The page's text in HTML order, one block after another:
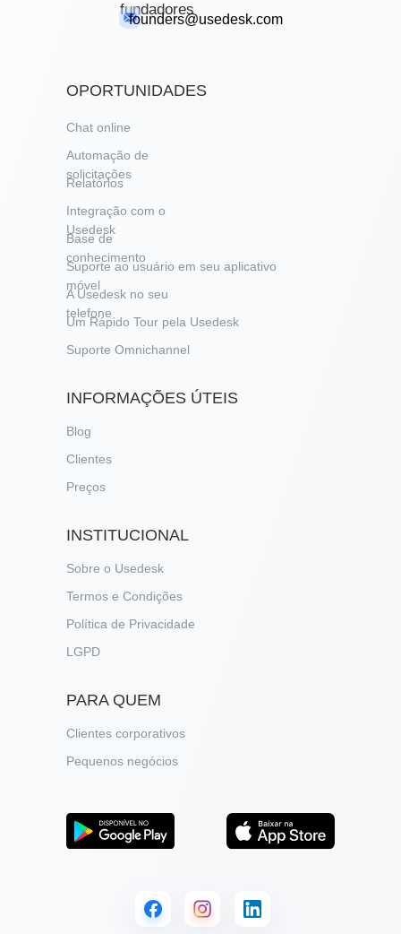
Preços
INFORMAÇÕES ÚTEIS
PARA QUEM
OPORTUNIDADES
INSTITUCIONAL
Blog
Clientes corporativos
Pequenos negócios
Sobre o Usedesk
Termos e Condições
Política de Privacidade
LGPD
Clientes
Suporte ao usuário em seu aplicativo
móvel
Automação de
solicitações
Relatórios
fundadores
founders@usedesk.com
Chat online
Integração com o
Usedesk
Base de
conhecimento
A Usedesk no seu
telefone
Um Rápido Tour pela Usedesk
Suporte Omnichannel